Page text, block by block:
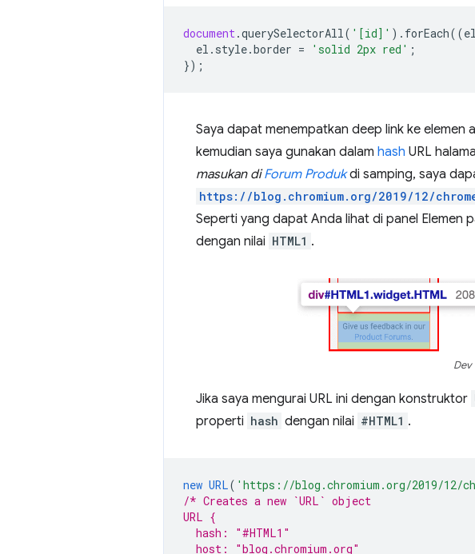
document.querySelectorAll( '[id]' ). forEach((el
el . style.border = 'solid 2px red' ;
});
Saya dapat menempatkan deep link ke
kemudian saya gunakan dalam hash URL
masukan diForum Produkdi samping, saya
https://blog.chromium.org/2019/12/
Seperti yang dapat Anda lihat di panel Elemen
dengan nilai HTML1 .
Dev
Jika saya mengurai URL ini dengan konstruktor
properti hash dengan nilai #HTML1 .
new URL( 'https://blog.chromium.org/2019/12/
/* Creates a new `URL` object
URL {
  hash: "#HTML1"
  host: "blog.chromium.org"